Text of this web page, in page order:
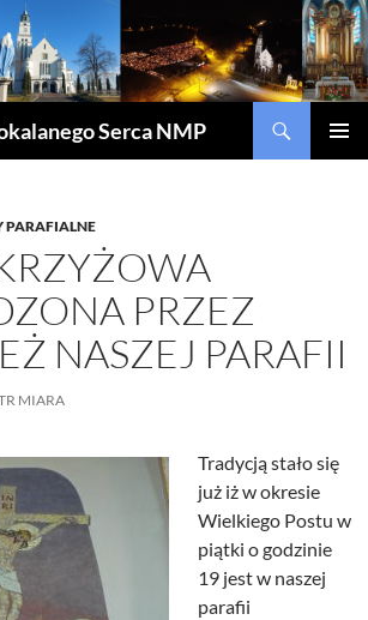
Serca NMP
PARAFIALNE
PRZEZ
NASZEJ PARAFII
MIARA
Tradycją stało się
już iż w okresie
Wielkiego Postu w
piątki o godzinie
19 jest w naszej
parafii